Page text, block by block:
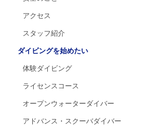
アクセス
スタッフ紹介
ダイビングを始めたい
体験ダイビング
ライセンスコース
オープンウォーターダイバー
アドバンス・スクーバダイバー